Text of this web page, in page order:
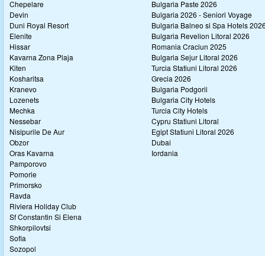
Chepelare
Devin
Duni Royal Resort
Elenite
Hissar
Kavarna Zona Plaja
Kiten
Kosharitsa
Kranevo
Lozenets
Mechka
Nessebar
Nisipurile De Aur
Obzor
Oras Kavarna
Pamporovo
Pomorie
Primorsko
Ravda
Riviera Holiday Club
Sf Constantin Si Elena
Shkorpilovtsi
Sofia
Sozopol
Bulgaria Paste 2026
Bulgaria 2026 - Seniori Voyage
Bulgaria Balneo si Spa Hotels
Bulgaria Revelion Litoral 2026
Romania Craciun 2025
Bulgaria Sejur Litoral 2026
Turcia Statiuni Litoral 2026
Grecia 2026
Bulgaria Podgorii
Bulgaria City Hotels
Turcia City Hotels
Cypru Statiuni Litoral
Egipt Statiuni Litoral 2026
Dubai
Iordania